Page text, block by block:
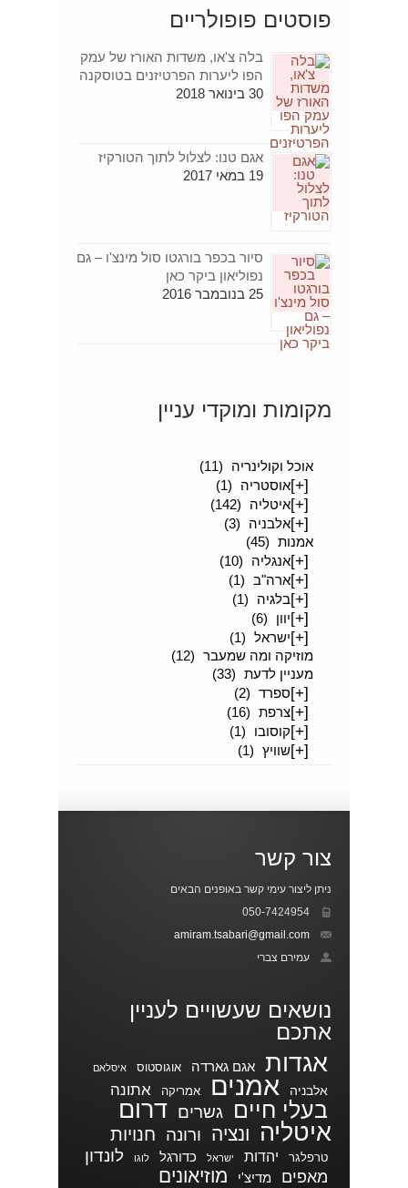
פוסטים פופולריים
בלה צ'או, משדות האורז של עמק
הפו ליערות הפרטיזנים בטוסקנה
30 בינואר 2018
אגם טנו: לצלול לתוך הטורקיז
19 במאי 2017
סיור בכפר בורגטו סול מינצ'ו – גם
נפוליאון ביקר כאן
25 בנובמבר 2016
מקומות ומוקדי עניין
אוכל וקולינריה
(11)
[+]אוסטריה (1)
[+]איטליה (142)
[+]אלבניה
(3)
אמנות (45)
[+]אנגליה (10)
[+]ארה"ב (1)
[+]בלגיה (1)
[+]יוון (6)
[+]ישראל (1)
מוזיקה ומה שמעבר (12)
מעניין לדעת (33)
[+]ספרד (2)
[+]צרפת (16)
[+]קוסובו (1)
[+]שוויץ (1)
צור קשר
ניתן ליצור עימי קשר באופנים הבאים
050-7424954
amiram.tsabari@gmail.com
עמירם צברי
נושאים שעשויים לעניין
אתכם
אגדות אגם גארדה אוגוסטוס איסלאם
אלבניה אמנים אמריקה אתונה
בעלי חיים גשרים דרום
איטליה
ונציה ורונה חנויות
טרפלגר יהדות ישראל כדורגל לוגו לונדון
מאפים מדיצ'י מוזיאונים